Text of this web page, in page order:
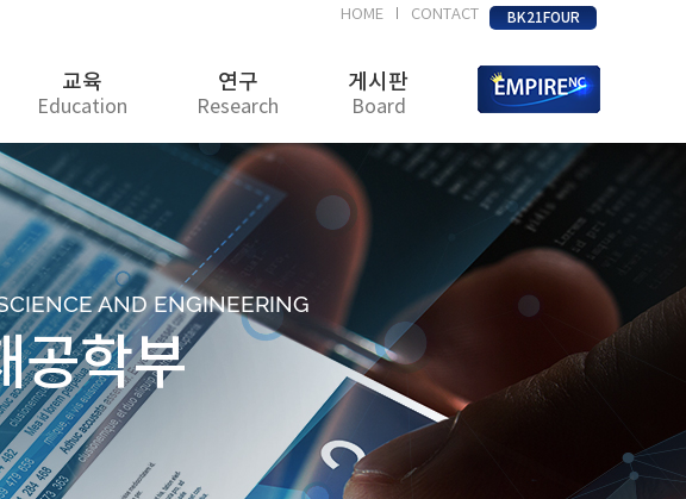
HOME CONTACT BK21FOUR
교육
Education
연구
Research
게시판
Board
AND ENGINEERING
공학부